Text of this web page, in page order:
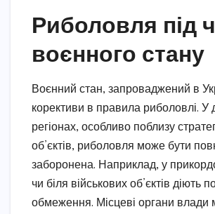
Риболовля під
воєнного стану
Воєнний стан, запроваджений в
корективи в правила риболовлі. У
регіонах, особливо поблизу
об’єктів, риболовля може бути
заборонена. Наприклад, у
чи біля військових об’єктів діють
обмеження. Місцеві органи влади